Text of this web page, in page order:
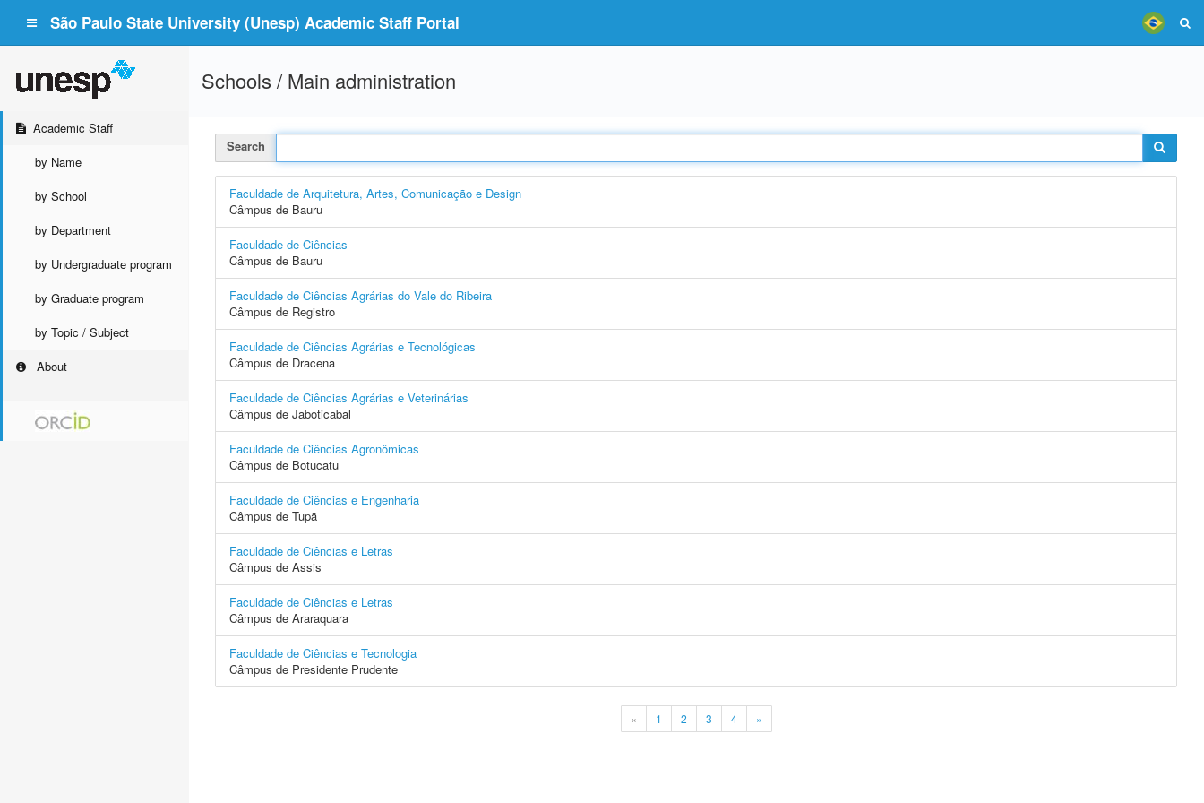
São Paulo State University (Unesp) Academic Staff Portal
Academic Staff
by Name
by School
by Department
by Undergraduate program
by Graduate program
by Topic / Subject
About
Schools / Main administration
Search
Faculdade de Arquitetura, Artes, Comunicação e Design
Câmpus de Bauru
Faculdade de Ciências
Câmpus de Bauru
Faculdade de Ciências Agrárias do Vale do Ribeira
Câmpus de Registro
Faculdade de Ciências Agrárias e Tecnológicas
Câmpus de Dracena
Faculdade de Ciências Agrárias e Veterinárias
Câmpus de Jaboticabal
Faculdade de Ciências Agronômicas
Câmpus de Botucatu
Faculdade de Ciências e Engenharia
Câmpus de Tupã
Faculdade de Ciências e Letras
Câmpus de Assis
Faculdade de Ciências e Letras
Câmpus de Araraquara
Faculdade de Ciências e Tecnologia
Câmpus de Presidente Prudente
« 1 2 3 4 »